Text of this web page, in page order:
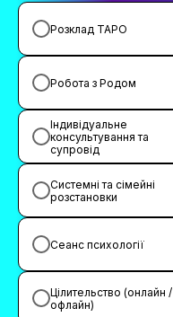
Розклад ТАРО
Робота з Родом
Індивідуальне
консультування та
супровід
Системні та сімейні
розстановки
Сеанс психології
Цілительство (онлайн /
офлайн)